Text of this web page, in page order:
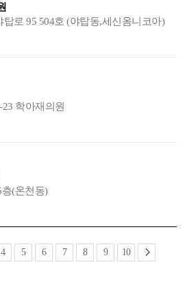
로 95 504호 (야탑동,세신옴니코아)
학아재의원
(온천동)
4 5 6 7 8 9 10